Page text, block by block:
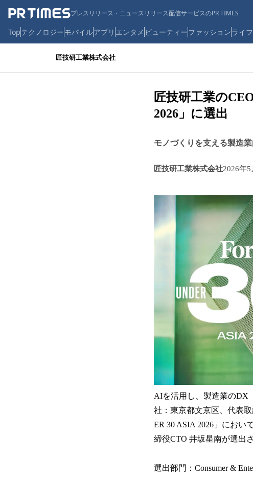
プレスリリース・ニュースリリース配信サービスのPR TIMES
Topテクノロジーモバイルアプリ エンタメ ビューティーファッションライ
匠技研工業株式会社
匠技研工業の
2026」に選出
モノづくりを支える製造
匠技研工業株式会社2026年
AIを活用し、製造業のDX
社：東京都文京区、代表
ER 30 ASIA 2026」におい
締役CTO 井坂星南が選出
選出部門：Consumer &